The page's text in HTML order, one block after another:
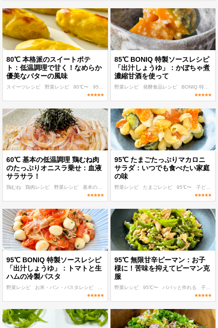
80℃ 本格派のスイートポテ
ト：低温調理で甘く！なめらか
優美なバターの風味
スイーツレシピ 野菜レシピ 80℃〜 95℃〜 おもてなし・ごちそう
85℃ BONIQ 特製ソースレシピ
「出汁しょうゆ」：かぼちゃ煮
濃縮甘酒を使って
野菜レシピ 発酵食品レシピ BONIQ 特製ソースレシピ
60℃ 基本の低温調理 鶏むね肉
のたっぷりオニスラ乗せ：血液
サラサラ！
鶏むね 鶏肉レシピ 野菜レシピ 基本のレシピ BONIQ 特製ソースレシピ
95℃ たまごたっぷりマカロニ
サラダ：いつでも食べたい家庭
の味
野菜レシピ たまごレシピ 95℃〜 子ども
95℃ BONIQ 特製ソースレシピ
「出汁しょうゆ」：トマトと生
ハムの冷製パスタ
野菜レシピ お米・パン・パスタレシピ BONIQ 特製ソースレシピ 95℃〜 パパッと作れる
95℃ 無限甘辛ピーマン：お子
様に！苦味を抑えてピーマン克
服
野菜レシピ 95℃〜 パパッと作れる 子ども